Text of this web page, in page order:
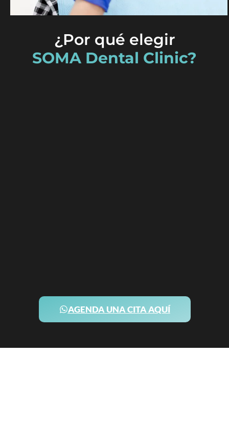
¿Por qué elegir
SOMA Dental Clinic?
AGENDA UNA CITA AQUÍ